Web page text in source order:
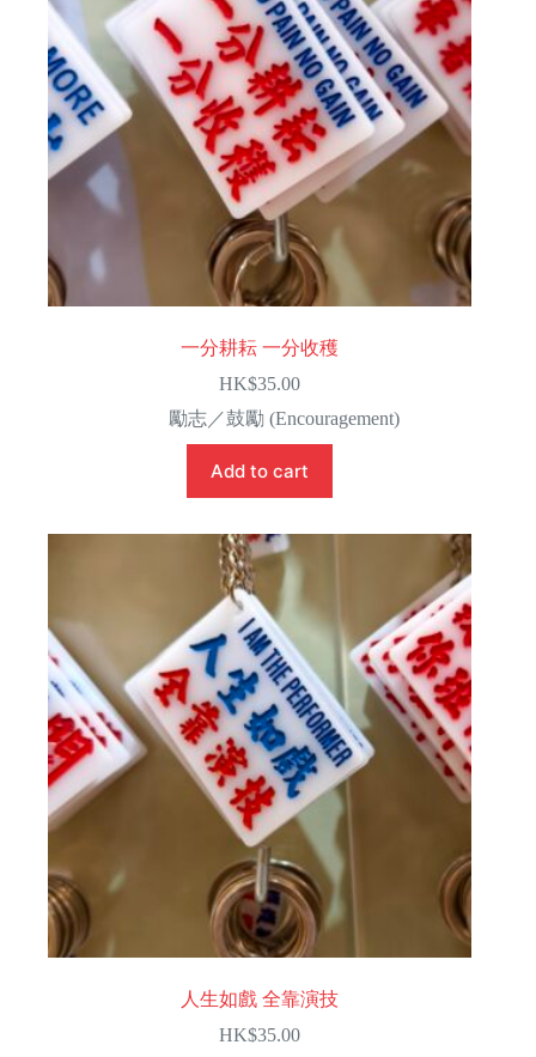
一分耕耘 一分收穫
HK$35.00
勵志／鼓勵 (Encouragement)
Add to cart
人生如戲 全靠演技
HK$35.00